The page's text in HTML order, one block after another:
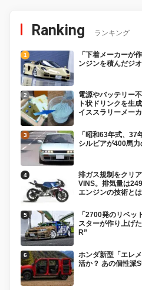
Ranking ランキング
「下着メーカーが
ンジンを積んだジ
電源やバッテリー
ト状ドリンクを生
イススラリーメー
「昭和63年式、
シルビアが400馬
排ガス規制をクリ
VINS。排気量は
エンジンの技術とは
「2700発のリベッ
スターが作り上げ
R”
ホンダ新型「エレ
活か？ あの個性派